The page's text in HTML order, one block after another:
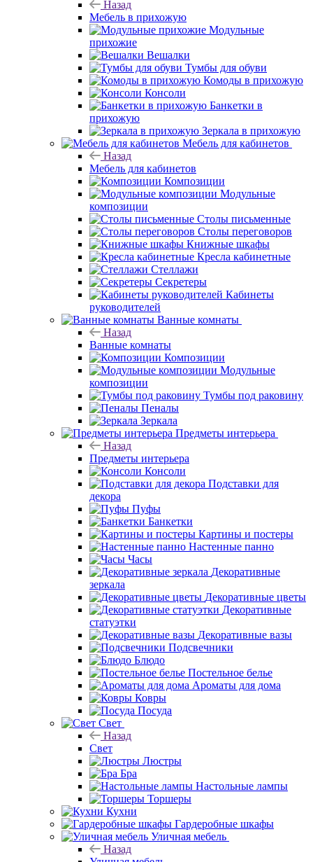
Назад
Мебель в прихожую
Модульные
прихожие
Вешалки
Тумбы для обуви
Комоды в прихожую
Консоли
Банкетки в
прихожую
Зеркала в прихожую
Мебель для кабинетов
Назад
Мебель для кабинетов
Композиции
Модульные
композиции
Столы письменные
Столы переговоров
Книжные шкафы
Кресла кабинетные
Стеллажи
Секретеры
Кабинеты
руководителей
Ванные комнаты
Назад
Ванные комнаты
Композиции
Модульные
композиции
Тумбы под раковину
Пеналы
Зеркала
Предметы интерьера
Назад
Предметы интерьера
Консоли
Подставки для
декора
Пуфы
Банкетки
Картины и постеры
Настенные панно
Часы
Декоративные
зеркала
Декоративные цветы
Декоративные
статуэтки
Декоративные вазы
Подсвечники
Блюдо
Постельное белье
Ароматы для дома
Ковры
Посуда
Свет
Назад
Свет
Люстры
Бра
Настольные лампы
Торшеры
Кухни
Гардеробные шкафы
Уличная мебель
Назад